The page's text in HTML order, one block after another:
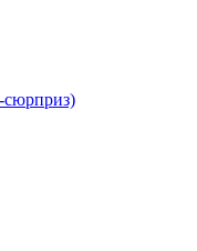
сюрприз)